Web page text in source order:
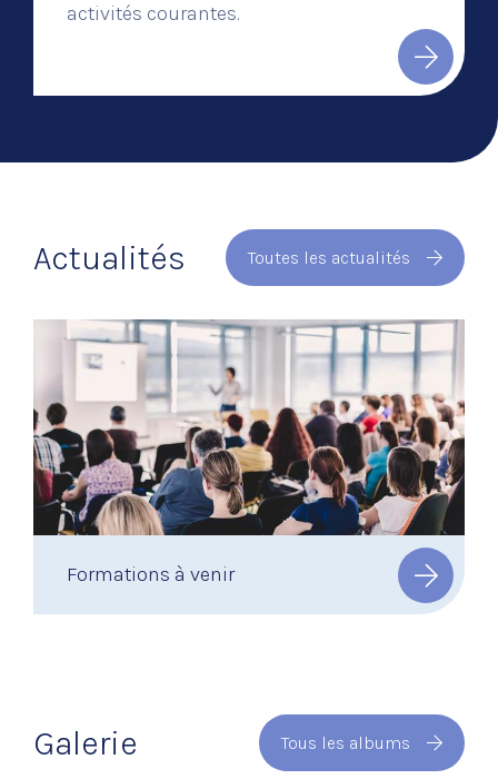
activités courantes.
Actualités Toutes les actualités
Formations à venir
Galerie Tous les albums